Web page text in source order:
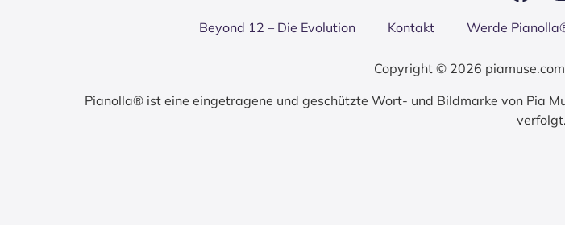
Bey­ond 12 – Die Evo­lu­ti­on Kon­takt Wer­de
Copyright © 2026
Pianolla® ist eine eingetragene und geschützte Wort- und Bildmarke von Pia
verfolgt.